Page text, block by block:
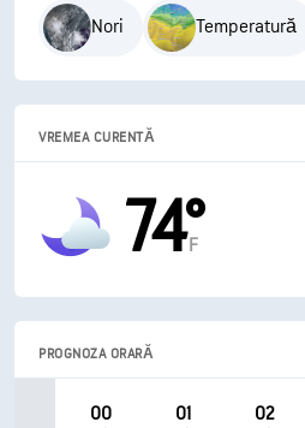
Nori Temperatură
VREMEA CURENTĂ
74°
F
PROGNOZA ORARĂ
00 01 02